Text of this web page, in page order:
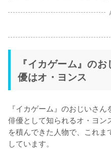
『イカゲーム』の
優はオ・ヨンス
『イカゲーム』のおじいさ
俳優として知られるオ・ヨン
を積んできた人物で、これ
しています。